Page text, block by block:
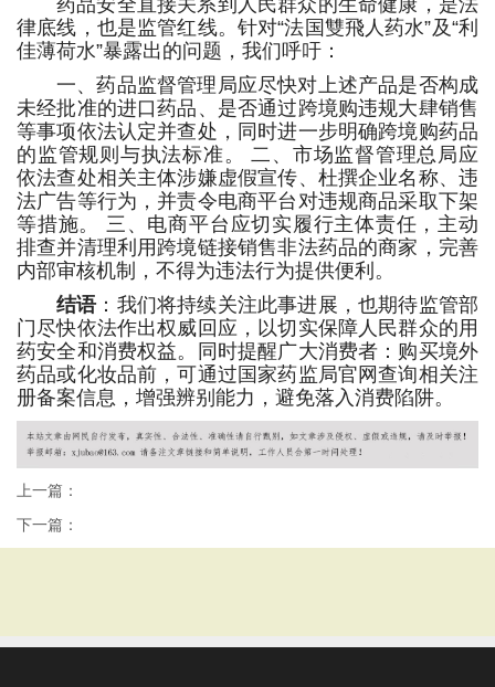
药品安全直接关系到人民群众的生命健康，是法
律底线，也是监管红线。针对“法国雙飛人药水”及“利
佳薄荷水”暴露出的问题，我们呼吁：
一、药品监督管理局应尽快对上述产品是否构成
未经批准的进口药品、是否通过跨境购违规大肆销售
等事项依法认定并查处，同时进一步明确跨境购药品
的监管规则与执法标准。 二、市场监督管理总局应
依法查处相关主体涉嫌虚假宣传、杜撰企业名称、违
法广告等行为，并责令电商平台对违规商品采取下架
等措施。 三、电商平台应切实履行主体责任，主动
排查并清理利用跨境链接销售非法药品的商家，完善
内部审核机制，不得为违法行为提供便利。
结语：我们将持续关注此事进展，也期待监管部
门尽快依法作出权威回应，以切实保障人民群众的用
药安全和消费权益。同时提醒广大消费者：购买境外
药品或化妆品前，可通过国家药监局官网查询相关注
册备案信息，增强辨别能力，避免落入消费陷阱。
上一篇：
下一篇：